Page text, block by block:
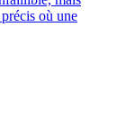
où une